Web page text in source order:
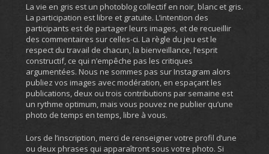
La vie en gris est un photoblog collectif en noir, blanc et gris.
La participation est libre et gratuite. L’intention des
participants est de partager leurs images, et de recueillir
des commentaires sur celles-ci. La règle du jeu est le
respect du travail de chacun, la bienveillance, l’esprit
constructif, ce qui n’empêche pas les critiques
argumentées. Nous ne sommes pas sur Instagram alors
publiez vos images avec modération, en espaçant les
publications, deux ou trois contributions par semaine est
un rythme optimum, mais vous pouvez ne publier qu’une
photo de temps en temps, libre à vous.
Lors de l’inscription, merci de renseigner votre profil d’une
ou deux phrases qui apparaîtront sous votre photo. Si